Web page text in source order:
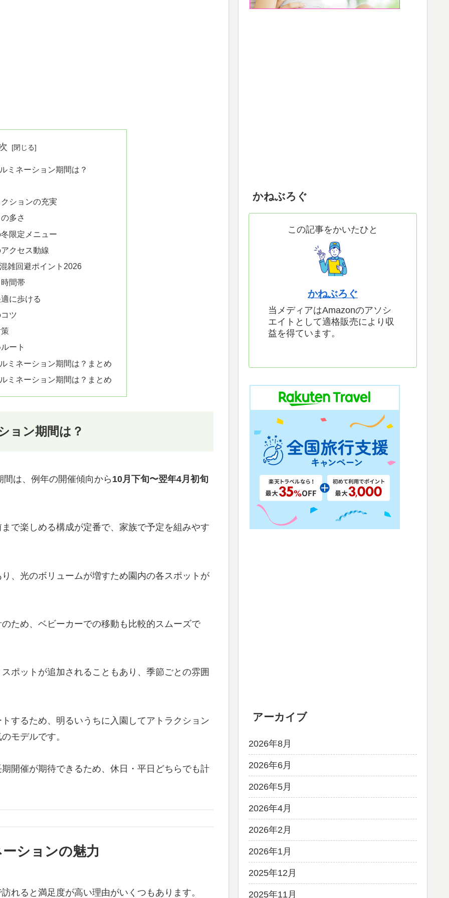
ミネーション期間は？
ションの充実
多さ
限定メニュー
クセス動線
雑回避ポイント2026
間帯
に歩ける
ツ
ート
ミネーション期間は？まとめ
ミネーション期間は？まとめ
ョン期間は？
は、例年の開催傾向から 10月下旬〜翌年4月初旬
で楽しめる構成が定番で、家族で予定を組みやす
、光のボリュームが増すため園内の各スポットが
ため、ベビーカーでの移動も比較的スムーズで
ポットが追加されることもあり、季節ごとの雰囲
するため、明るいうちに入園してアトラクション
モデルです。
開催が期待できるため、休日・平日どちらでも計
ションの魅力
れると満足度が高い理由がいくつもあります。
かねぶろぐ
この記事をかいたひと
かねぶろぐ
当メディアはAmazonのアソシ
エイトとして適格販売により収
益を得ています。
アーカイブ
2026年8月
2026年6月
2026年5月
2026年4月
2026年2月
2026年1月
2025年12月
2025年11月